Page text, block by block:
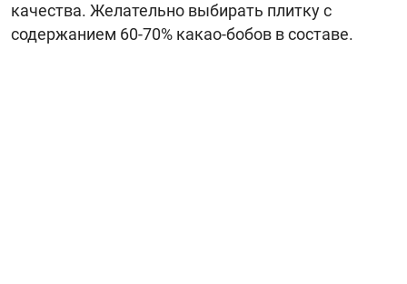
качества. Желательно выбирать плитку с
содержанием 60-70% какао-бобов в составе.